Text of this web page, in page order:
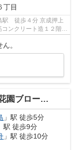
丁目
。
ードパーク
」駅 徒歩5分
駅 徒歩9分
」駅 徒歩10分